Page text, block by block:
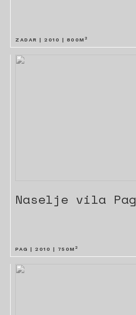
ZADAR | 2010 | 800M 2
Naselje vila Pag
PAG | 2010 | 750M 2